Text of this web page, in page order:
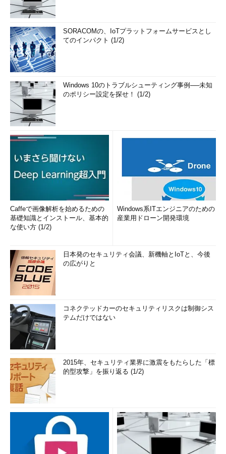
SORACOMの、IoTプラットフォームサービスとし
てのインパクト (1/2)
Windows 10のトラブルシューティング事例──未知
のポリシー設定を探せ！ (1/2)
Caffeで画像解析を始めるための
基礎知識とインストール、基本的
な使い方 (1/2)
Windows系ITエンジニアのための
産業用ドローン開発環境
日本発のセキュリティ会議、新機軸とIoTと、今後
の広がりと
コネクテッドカーのセキュリティリスクは制御シス
テムだけではない
2015年、セキュリティ業界に激震をもたらした「標
的型攻撃」を振り返る (1/2)